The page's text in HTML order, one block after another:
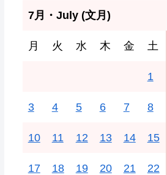
7月・July (文月)
月 火 水 木 金 土
1
3 4 5 6 7 8
10 11 12 13 14 15
17 18 19 20 21 22